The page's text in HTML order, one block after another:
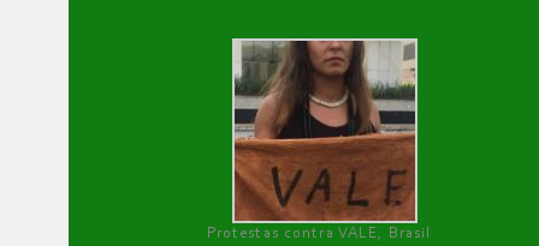
Protestas contra VALE, Brasil